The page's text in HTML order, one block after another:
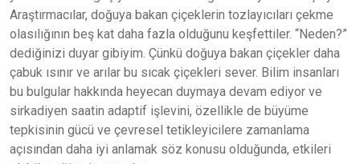
Araştırmacılar, doğuya bakan çiçeklerin tozlayıcıları çekme
olasılığının beş kat daha fazla olduğunu keşfettiler. “Neden?”
dediğinizi duyar gibiyim. Çünkü doğuya bakan çiçekler daha
çabuk ısınır ve arılar bu sıcak çiçekleri sever. Bilim insanları
bu bulgular hakkında heyecan duymaya devam ediyor ve
sirkadiyen saatin adaptif işlevini, özellikle de büyüme
tepkisinin gücü ve çevresel tetikleyicilere zamanlama
açısından daha iyi anlamak söz konusu olduğunda, etkileri